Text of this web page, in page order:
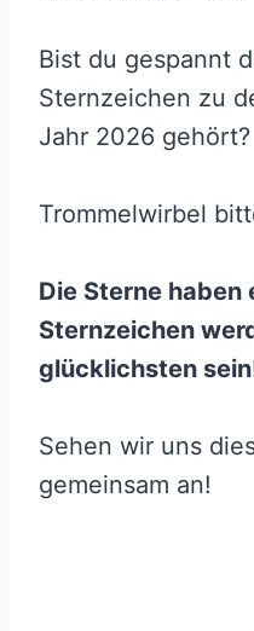
Bist du gespannt
Sternzeichen zu
Jahr 2026 gehört?
Trommelwirbel
Die Sterne haben
Sternzeichen
glücklichsten
Sehen wir uns
gemeinsam an!